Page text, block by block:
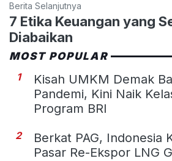
Berita Selanjutnya
7 Etika Keuangan yang
Diabaikan
MOST POPULAR
1
Kisah UMKM Demak
Pandemi, Kini Naik
Program BRI
2
Berkat PAG, Indonesia
Pasar Re-Ekspor LNG